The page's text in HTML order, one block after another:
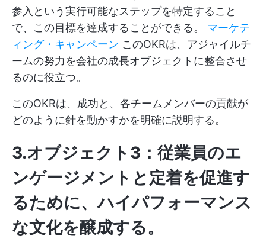
参入という実行可能なステップを特定すること
で、この目標を達成することができる。 マーケテ
ィング・キャンペーン このOKRは、アジャイルチ
ームの努力を会社の成長オブジェクトに整合させ
るのに役立つ。
このOKRは、成功と、各チームメンバーの貢献が
どのように針を動かすかを明確に説明する。
3.オブジェクト3：従業員のエ
ンゲージメントと定着を促進す
るために、ハイパフォーマンス
な文化を醸成する。